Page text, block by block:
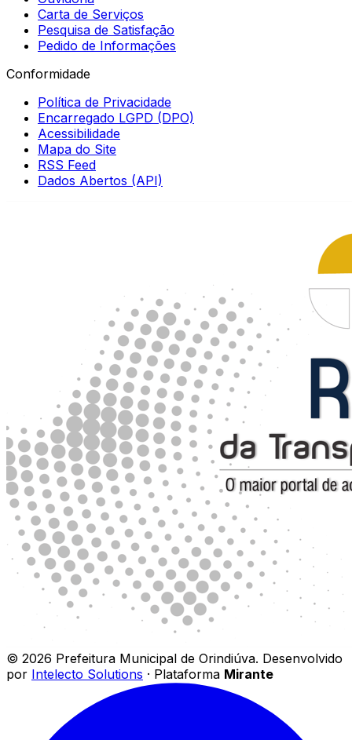
Carta de Serviços
Pesquisa de Satisfação
Pedido de Informações
Conformidade
Política de Privacidade
Encarregado LGPD (DPO)
Acessibilidade
Mapa do Site
RSS Feed
Dados Abertos (API)
© 2026 Prefeitura Municipal de Orindiúva. Desenvolvido
por Intelecto Solutions · Plataforma Mirante